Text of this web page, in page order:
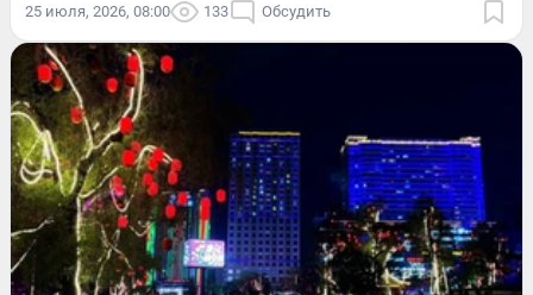
25 июля, 2026, 08:00 133 Обсудить